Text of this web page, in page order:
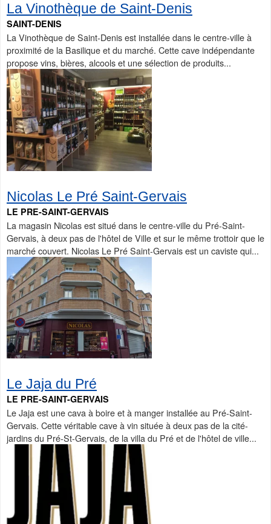
La Vinothèque de Saint-Denis
SAINT-DENIS
La Vinothèque de Saint-Denis est installée dans le centre-ville à
proximité de la Basilique et du marché. Cette cave indépendante
propose vins, bières, alcools et une sélection de produits...
Nicolas Le Pré Saint-Gervais
LE PRE-SAINT-GERVAIS
La magasin Nicolas est situé dans le centre-ville du Pré-Saint-
Gervais, à deux pas de l'hôtel de Ville et sur le même trottoir que le
marché couvert. Nicolas Le Pré Saint-Gervais est un caviste qui...
Le Jaja du Pré
LE PRE-SAINT-GERVAIS
Le Jaja est une cava à boire et à manger installée au Pré-Saint-
Gervais. Cette véritable cave à vin située à deux pas de la cité-
jardins du Pré-St-Gervais, de la villa du Pré et de l'hôtel de ville...